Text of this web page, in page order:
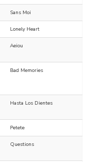
Sans Moi
Lonely Heart
Aeiou
Bad Memories
Hasta Los Dientes
Petete
Questions